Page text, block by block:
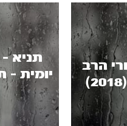
הרב
תניא -
יומית -